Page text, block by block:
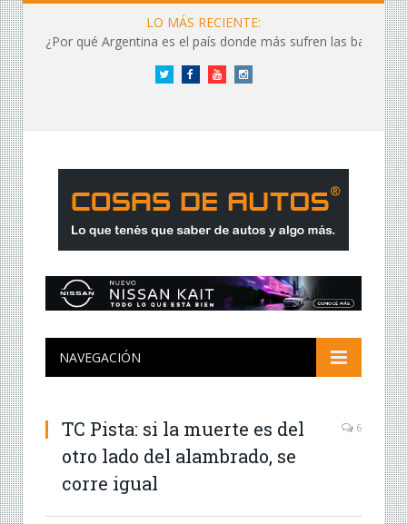
LO MÁS RECIENTE:
¿Por qué Argentina es el país donde más sufren las baterías?
Twitter FacebookYouTubeInstagram
NAVEGACIÓN
TC Pista: si la muerte es del
otro lado del alambrado, se
corre igual
6